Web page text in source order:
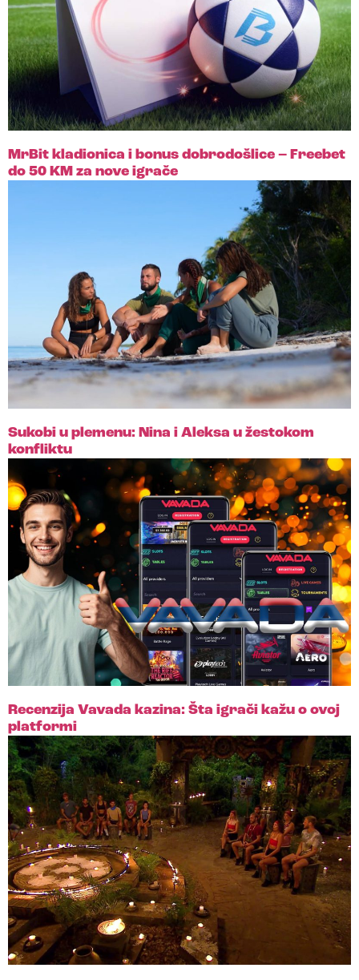
MrBit kladionica i bonus dobrodošlice – Freebet
do 50 KM za nove igrače
Sukobi u plemenu: Nina i Aleksa u žestokom
konfliktu
Recenzija Vavada kazina: Šta igrači kažu o ovoj
platformi